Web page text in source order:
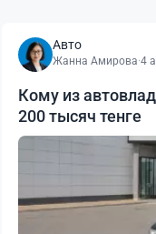
Авто
Жанна Амирова·4
Кому из
200 тысяч тенге